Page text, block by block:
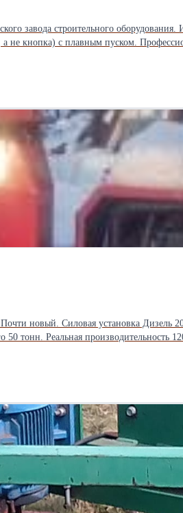
завода строительного оборудования.
не кнопка) с плавным пуском.
торговых сетей под разными брендами.
диска - 4 шпильки Прожектор - 70 Вт
360*280мм. Бревна 260мм
50 тонн. Реальная
ножей - шлифовальный станок для
нетто 1200 кг Особенность:
руб. один нож. (Очень дорого). С